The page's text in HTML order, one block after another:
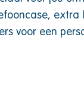
extra
voor een